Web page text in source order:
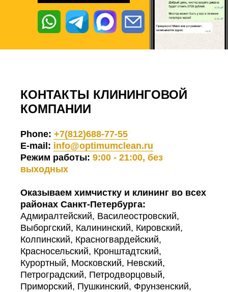
КОНТАКТЫ КЛИНИНГОВОЙ
КОМПАНИИ
Phone: +7(812)688-77-55
E-mail: info@optimumclean.ru
Режим работы: 9:00 - 21:00, без
выходных
Оказываем химчистку и клининг во всех
районах Санкт-Петербурга:
Адмиралтейский, Василеостровский,
Выборгский, Калининский, Кировский,
Колпинский, Красногвардейский,
Красносельский, Кронштадтский,
Курортный, Московский, Невский,
Петроградский, Петродворцовый,
Приморский, Пушкинский, Фрунзенский,